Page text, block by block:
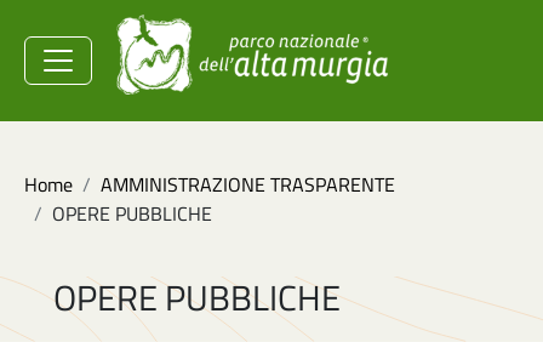
Salta al contenuto principale
della Sicurezza
Energetica
Home
AMMINISTRAZIONE TRASPARENTE
OPERE PUBBLICHE
OPERE PUBBLICHE